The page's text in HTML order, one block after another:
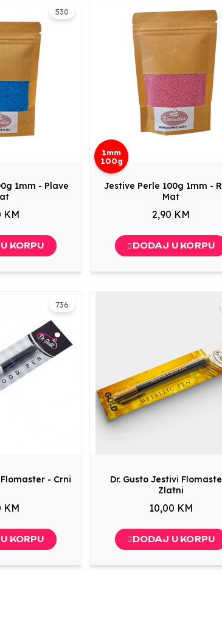
530
1mm - Plave
KM
KORPU
1mm
100g
Jestive Perle 100g 1mm -
Mat
2,90 KM
DODAJ U KORPU
736
- Crni
KM
KORPU
Dr. Gusto Jestivi
Zlatni
10,00 KM
DODAJ U KORPU